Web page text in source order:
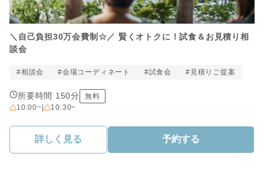
＼自己負担30万会費制☆／ 賢くオトクに！試食＆お見積り相
談会
#相談会 #会場コーディネート #試食会 #見積りご提案
所要時間 150分
無料
10:00~| 10:30~
詳しく見る 予約する